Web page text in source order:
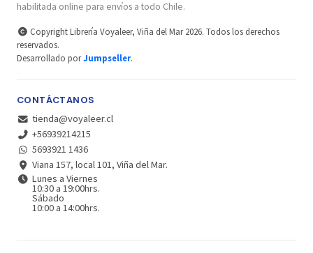
habilitada online para envíos a todo Chile.
Copyright Librería Voyaleer, Viña del Mar 2026. Todos los derechos
reservados.
Desarrollado porJumpseller.
CONTÁCTANOS
tienda@voyaleer.cl
+56939214215
5693921 1436
Viana 157, local 101, Viña del Mar.
Lunes a Viernes
10:30 a 19:00hrs.
Sábado
10:00 a 14:00hrs.